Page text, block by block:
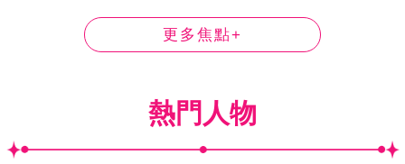
更多焦點+
熱門人物